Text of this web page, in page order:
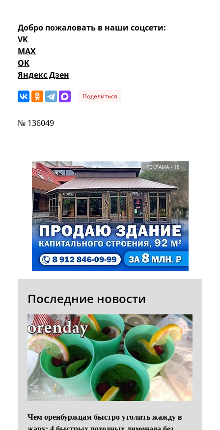
Добро пожаловать в наши соцсети:
VK
MAX
OK
Яндекс Дзен
Поделиться
№ 136049
РЕКЛАМА • 18+
Последние новости
Чем оренбуржцам быстро утолить жажду в